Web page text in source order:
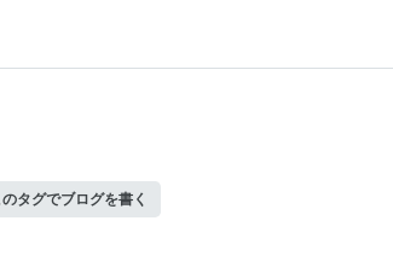
のタグでブログを書く